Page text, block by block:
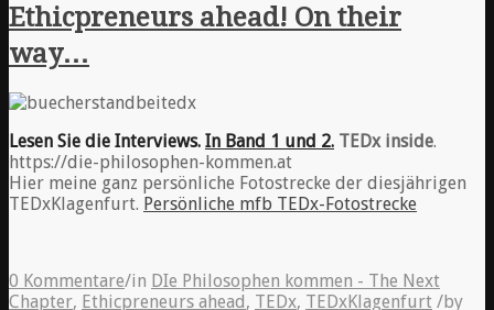
Ethicpreneurs ahead! On their
way…
Lesen Sie die Interviews. In Band 1 und 2. TEDx inside.
https://die-philosophen-kommen.at
Hier meine ganz persönliche Fotostrecke der diesjährigen
TEDxKlagenfurt. Persönliche mfb TEDx-Fotostrecke
0 Kommentare/in DIe Philosophen kommen - The Next
Chapter, Ethicpreneurs ahead, TEDx, TEDxKlagenfurt /by